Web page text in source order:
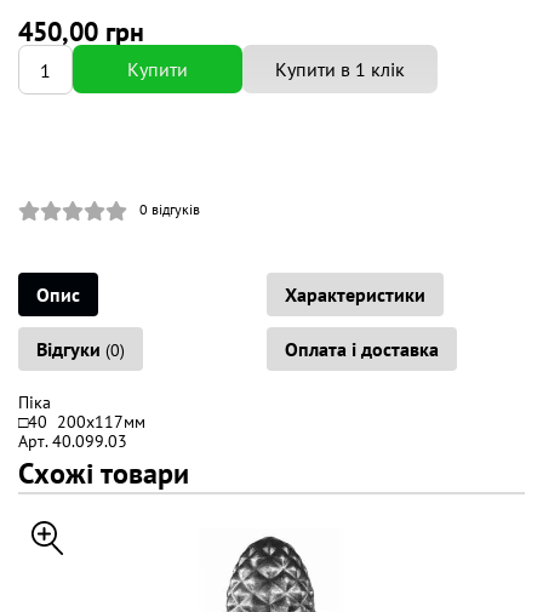
450,00 грн
Купити Купити в 1 клік
0 відгуків
Опис Характеристики
Відгуки (0) Оплата і доставка
Піка
□40 200x117мм
Арт. 40.099.03
Схожі товари